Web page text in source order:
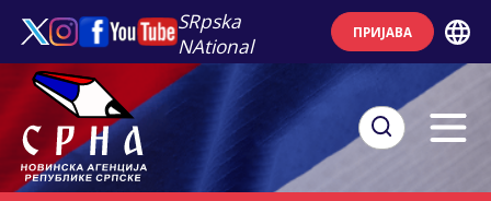
SRpska
NAtional
ПРИЈАВА